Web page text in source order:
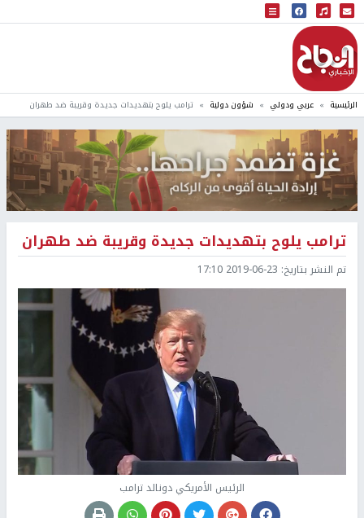
البث المباشر
إذاعة النجاح
الرئيسية عربي ودولي شؤون دولية ترامب يلوح بتهديدات جديدة وقريبة ضد طهران
ترامب يلوح بتهديدات جديدة وقريبة ضد طهران
تم النشر بتاريخ: 2019-06-23 17:10
الرئيس الأمريكي دونالد ترامب